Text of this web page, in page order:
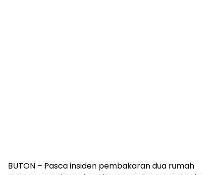
BUTON – Pasca insiden pembakaran dua rumah